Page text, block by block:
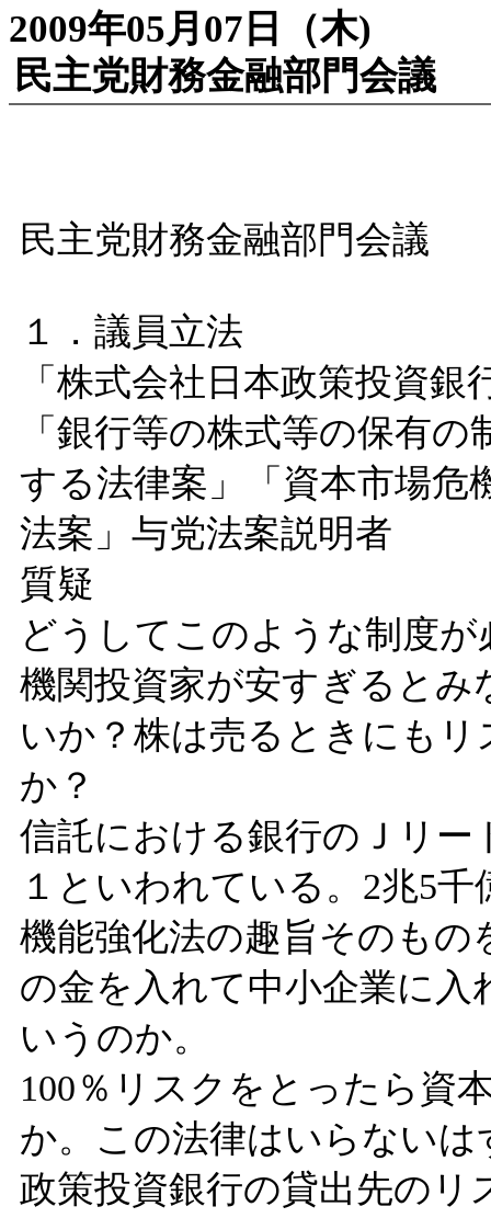
2009年05月07日（木)
民主党財務金融部門会議
民主党財務金融部門会議
１．議員立法
「株式会社日本政策投資
「銀行等の株式等の保有
する法律案」「資本市場危
法案」与党法案説明者
質疑
どうしてこのような制度が
機関投資家が安すぎると
いか？株は売るときにも
か？
信託における銀行のＪリ
１といわれている。2兆5
機能強化法の趣旨そのも
の金を入れて中小企業に
いうのか。
100％リスクをとったら資
か。この法律はいらない
政策投資銀行の貸出先のリ